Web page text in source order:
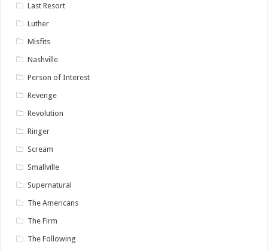
Last Resort
Luther
Misfits
Nashville
Person of Interest
Revenge
Revolution
Ringer
Scream
Smallville
Supernatural
The Americans
The Firm
The Following